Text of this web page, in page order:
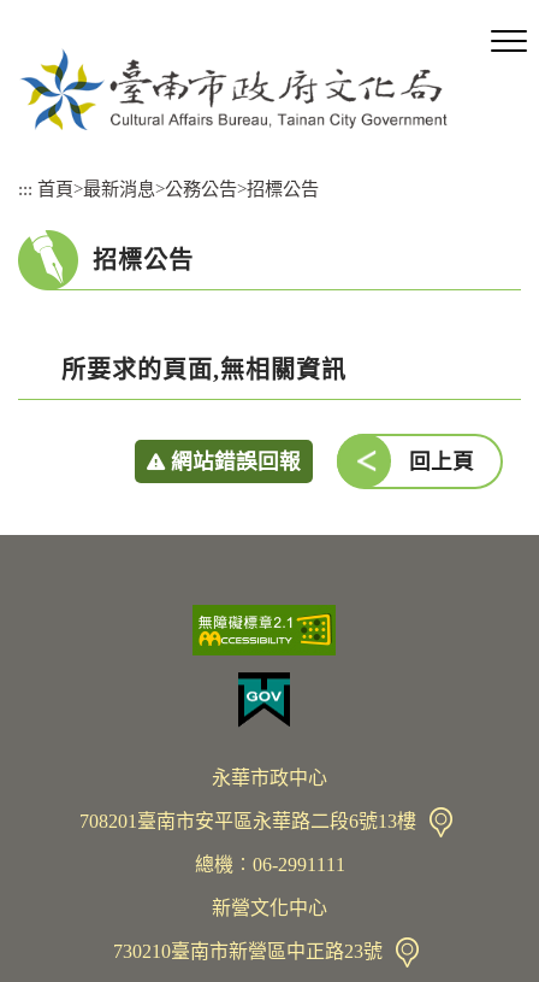
::: 首頁>最新消息>公務公告>招標公告
招標公告
所要求的頁面,無相關資訊
網站錯誤回報 回上頁
永華市政中心
708201臺南市安平區永華路二段6號13樓
總機︰06-2991111
新營文化中心
730210臺南市新營區中正路23號